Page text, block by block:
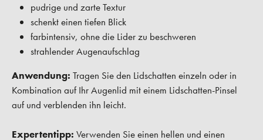
pudrige und zarte Textur
schenkt einen tiefen Blick
farbintensiv, ohne die Lider zu beschweren
strahlender Augenaufschlag
Anwendung: Tragen Sie den Lidschatten einzeln oder in
Kombination auf Ihr Augenlid mit einem Lidschatten-Pinsel
auf und verblenden ihn leicht.
Expertentipp: Verwenden Sie einen hellen und einen